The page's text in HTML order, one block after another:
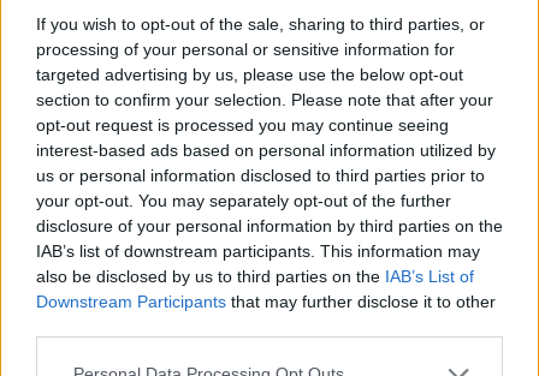
If you wish to opt-out of the sale, sharing to third parties, or
processing of your personal or sensitive information for
targeted advertising by us, please use the below opt-out
section to confirm your selection. Please note that after your
opt-out request is processed you may continue seeing
interest-based ads based on personal information utilized by
us or personal information disclosed to third parties prior to
your opt-out. You may separately opt-out of the further
disclosure of your personal information by third parties on the
IAB’s list of downstream participants. This information may
also be disclosed by us to third parties on the IAB’s List of
Downstream Participants that may further disclose it to other
Please note that this website/app uses one or more Google
ΗΧρυσούλα Ζαχαροπούλου, διακεκριμένη
γυναικολόγος με καταγωγή από την Κόρινθο,
ανέλαβε σημαντική θέση στην γαλλική
κυβέρνηση αναφορικά με τα θέματα
Ανάπτυξης, Γαλλοφωνίας και Διεθνών
Εταιρικών Σχέσεων, ενώ είναι προσαρτημένη
στην υπουργό Ευρώπης και Εξωτερικών.
Είναι κόρη του Νίκου Ζαχαρόπουλου, πρώην
αντιδημάρχου τουδήμου Σικυωνίωνστην
Κορινθία και δηλώνει «βαθύτατα Ευρωπαία